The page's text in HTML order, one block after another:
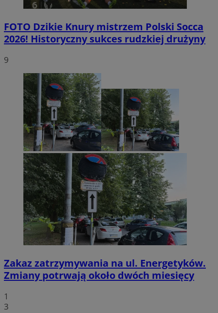
FOTO Dzikie Knury mistrzem Polski Socca
2026! Historyczny sukces rudzkiej drużyny
9
Zakaz zatrzymywania na ul. Energetyków.
Zmiany potrwają około dwóch miesięcy
1
3